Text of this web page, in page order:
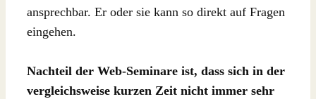
ansprechbar. Er oder sie kann so direkt auf Fragen
eingehen.
Nachteil der Web-Seminare ist, dass sich in der
vergleichsweise kurzen Zeit nicht immer sehr